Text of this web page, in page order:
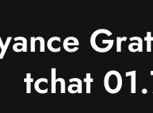
tchat